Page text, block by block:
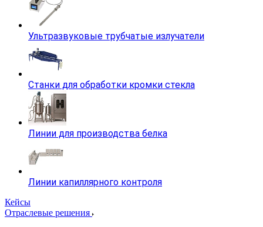
Ультразвуковые трубчатые излучатели
Станки для обработки кромки стекла
Линии для производства белка
Линии капиллярного контроля
Кейсы
Отраслевые решения